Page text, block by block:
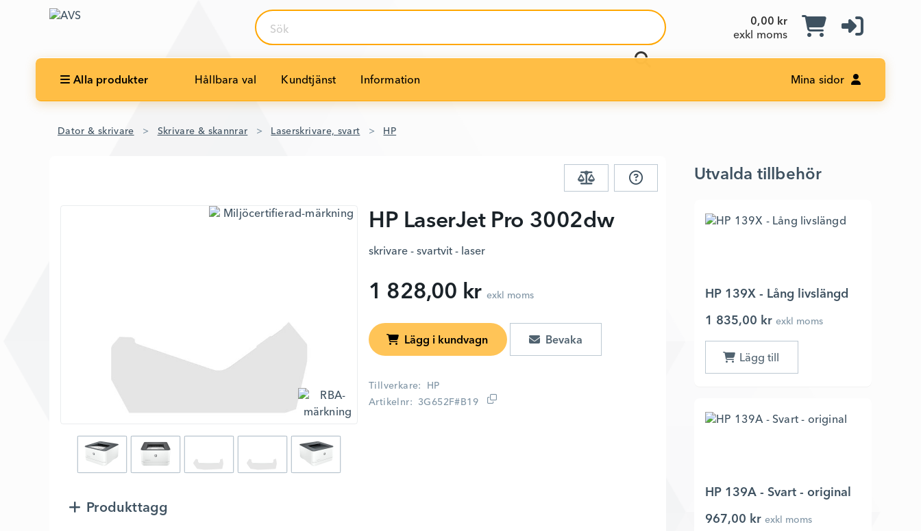
0,00 kr
exkl moms
Sök
Alla produkter Hållbara val Kundtjänst Information Mina sidor
Dator & skrivare Skrivare & skannrar Laserskrivare, svart HP
HP LaserJet Pro 3002dw
skrivare - svartvit - laser
Tillverkare
HP
Artikelnr
3G652F#B19
1 828,00 kr exkl moms
Lägg i kundvagn
Produkttagg
Utvalda tillbehör
HP 139X - Lång livslängd
1 835,00 kr exkl moms
HP 139A - Svart - original
967,00 kr exkl moms